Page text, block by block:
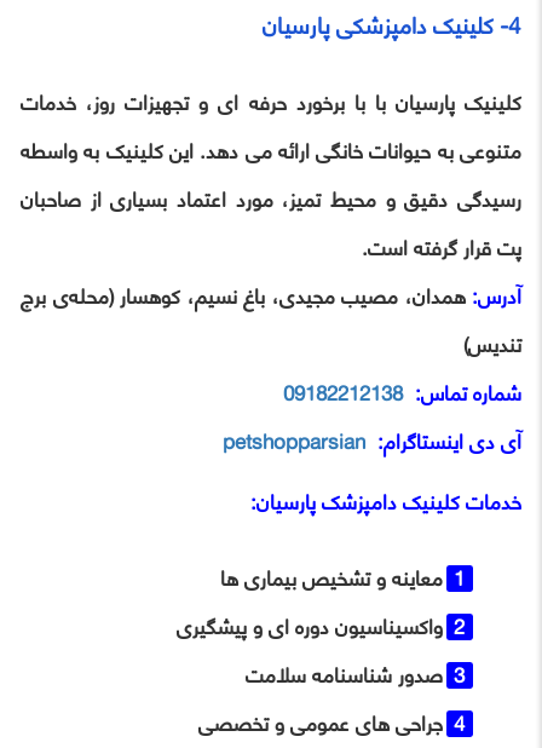
4- کلینیک دامپزشکی پارسیان
کلینیک پارسیان با با برخورد حرفه ای و تجهیزات روز، خدمات
متنوعی به حیوانات خانگی ارائه می دهد. این کلینیک به واسطه
رسیدگی دقیق و محیط تمیز، مورد اعتماد بسیاری از صاحبان
پت قرار گرفته است.
آدرس:همدان، مصیب مجیدی، باغ نسیم، کوهسار (محله‌ی برج
تندیس)
شماره تماس: 09182212138
آی ‌دی اینستاگرام: petshopparsian
خدماتکلینیک دامپزشک پارسیان:
معاینه و تشخیص بیماری‌ ها
واکسیناسیون دوره‌ ای و پیشگیری
صدور شناسنامه سلامت
جراحی‌ های عمومی و تخصصی